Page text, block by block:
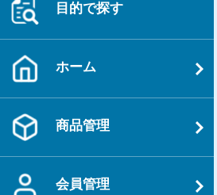
目的で探す
ホーム
商品管理
会員管理